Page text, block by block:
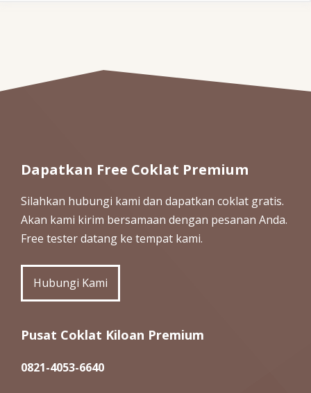
Dapatkan Free Coklat Premium
Silahkan hubungi kami dan dapatkan coklat gratis.
Akan kami kirim bersamaan dengan pesanan Anda.
Free tester datang ke tempat kami.
Hubungi Kami
Pusat Coklat Kiloan Premium
0821-4053-6640